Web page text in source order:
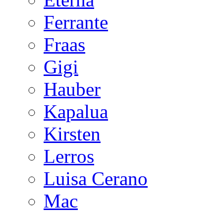
Ferrante
Fraas
Gigi
Hauber
Kapalua
Kirsten
Lerros
Luisa Cerano
Mac